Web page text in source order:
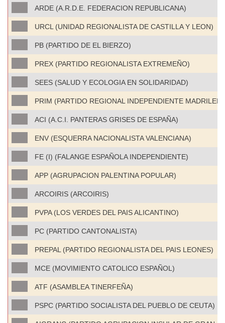
ARDE (A.R.D.E. FEDERACION REPUBLICANA)
URCL (UNIDAD REGIONALISTA DE CASTILLA Y LEON)
PB (PARTIDO DE EL BIERZO)
PREX (PARTIDO REGIONALISTA EXTREMEÑO)
SEES (SALUD Y ECOLOGIA EN SOLIDARIDAD)
PRIM (PARTIDO REGIONAL INDEPENDIENTE
ACI (A.C.I. PANTERAS GRISES DE ESPAÑA)
ENV (ESQUERRA NACIONALISTA VALENCIANA)
FE (I) (FALANGE ESPAÑOLA INDEPENDIENTE)
APP (AGRUPACION PALENTINA POPULAR)
ARCOIRIS (ARCOIRIS)
PVPA (LOS VERDES DEL PAIS ALICANTINO)
PC (PARTIDO CANTONALISTA)
PREPAL (PARTIDO REGIONALISTA DEL PAIS LEONES)
MCE (MOVIMIENTO CATOLICO ESPAÑOL)
ATF (ASAMBLEA TINERFEÑA)
PSPC (PARTIDO SOCIALISTA DEL PUEBLO DE CEUTA)